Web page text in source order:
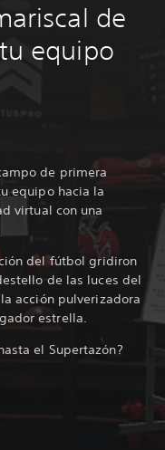
de
equipo
de primera
equipo hacia la
virtual con una
del fútbol gridiron
de las luces del
acción pulverizadora
estrella.
el Supertazón?